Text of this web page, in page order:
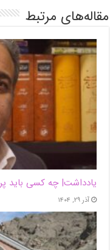
مقاله‌های مرتبط
یادداشت| ‌چه کسی باید
آذر ۲۹, ۱۴۰۴